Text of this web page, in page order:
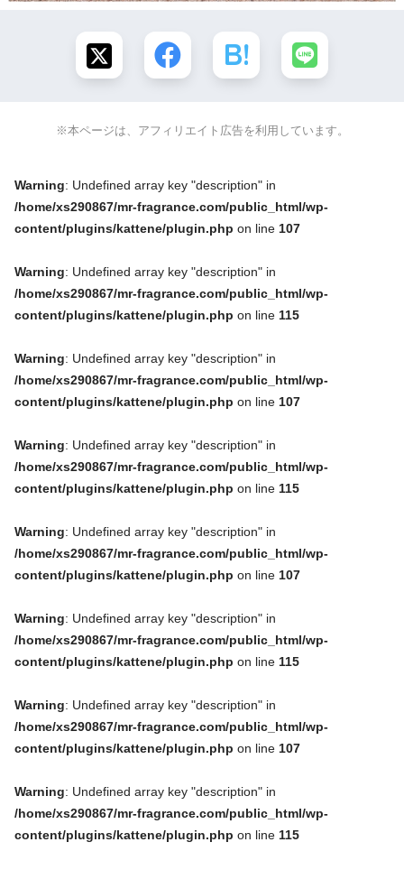
※本ページは、アフィリエイト広告を利用しています。
Warning: Undefined array key "description" in
/home/xs290867/mr-fragrance.com/public_html/wp-
content/plugins/kattene/plugin.php on line 107
Warning: Undefined array key "description" in
/home/xs290867/mr-fragrance.com/public_html/wp-
content/plugins/kattene/plugin.php on line 115
Warning: Undefined array key "description" in
/home/xs290867/mr-fragrance.com/public_html/wp-
content/plugins/kattene/plugin.php on line 107
Warning: Undefined array key "description" in
/home/xs290867/mr-fragrance.com/public_html/wp-
content/plugins/kattene/plugin.php on line 115
Warning: Undefined array key "description" in
/home/xs290867/mr-fragrance.com/public_html/wp-
content/plugins/kattene/plugin.php on line 107
Warning: Undefined array key "description" in
/home/xs290867/mr-fragrance.com/public_html/wp-
content/plugins/kattene/plugin.php on line 115
Warning: Undefined array key "description" in
/home/xs290867/mr-fragrance.com/public_html/wp-
content/plugins/kattene/plugin.php on line 107
Warning: Undefined array key "description" in
/home/xs290867/mr-fragrance.com/public_html/wp-
content/plugins/kattene/plugin.php on line 115